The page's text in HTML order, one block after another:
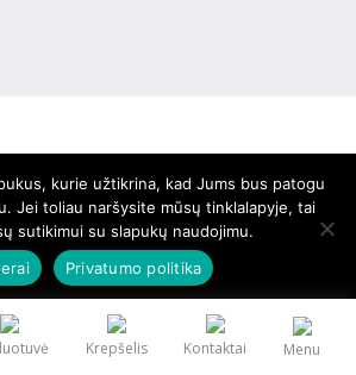
Krepšelis Kontaktai Menu
kurie užtikrina, kad Jums bus patogu
Jei toliau naršysite mūsų tinklalapyje, tai
sutikimui su slapukų naudojimu.
Privatumo politika